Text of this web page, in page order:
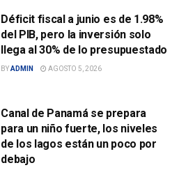
Déficit fiscal a junio es de 1.98%
del PIB, pero la inversión solo
llega al 30% de lo presupuestado
BYADMIN AGOSTO 5, 2026
Canal de Panamá se prepara
para un niño fuerte, los niveles
de los lagos están un poco por
debajo